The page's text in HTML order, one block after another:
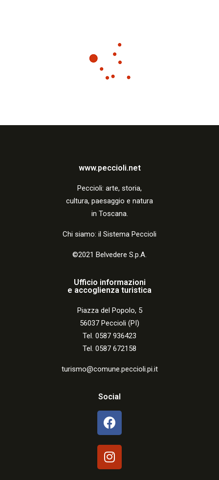
www.peccioli.net
Peccioli: arte, storia,
cultura, paesaggio e natura
in Toscana.
Chi siamo: il Sistema Peccioli
©2021 Belvedere S.p.A.
Ufficio informazioni
e accoglienza turistica
Piazza del Popolo, 5
56037 Peccioli (PI)
Tel. 0587 936423
Tel. 0587 672158
turismo@comune.peccioli.pi.it
Social